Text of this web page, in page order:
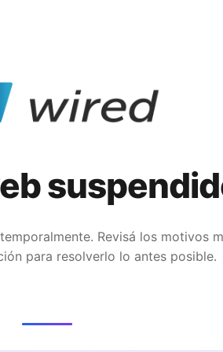
Revisá los motivos
para resolverlo lo antes posible.